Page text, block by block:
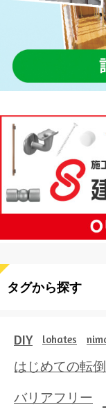
タグから探す
DIY lohates
はじめての転
バリアフリー